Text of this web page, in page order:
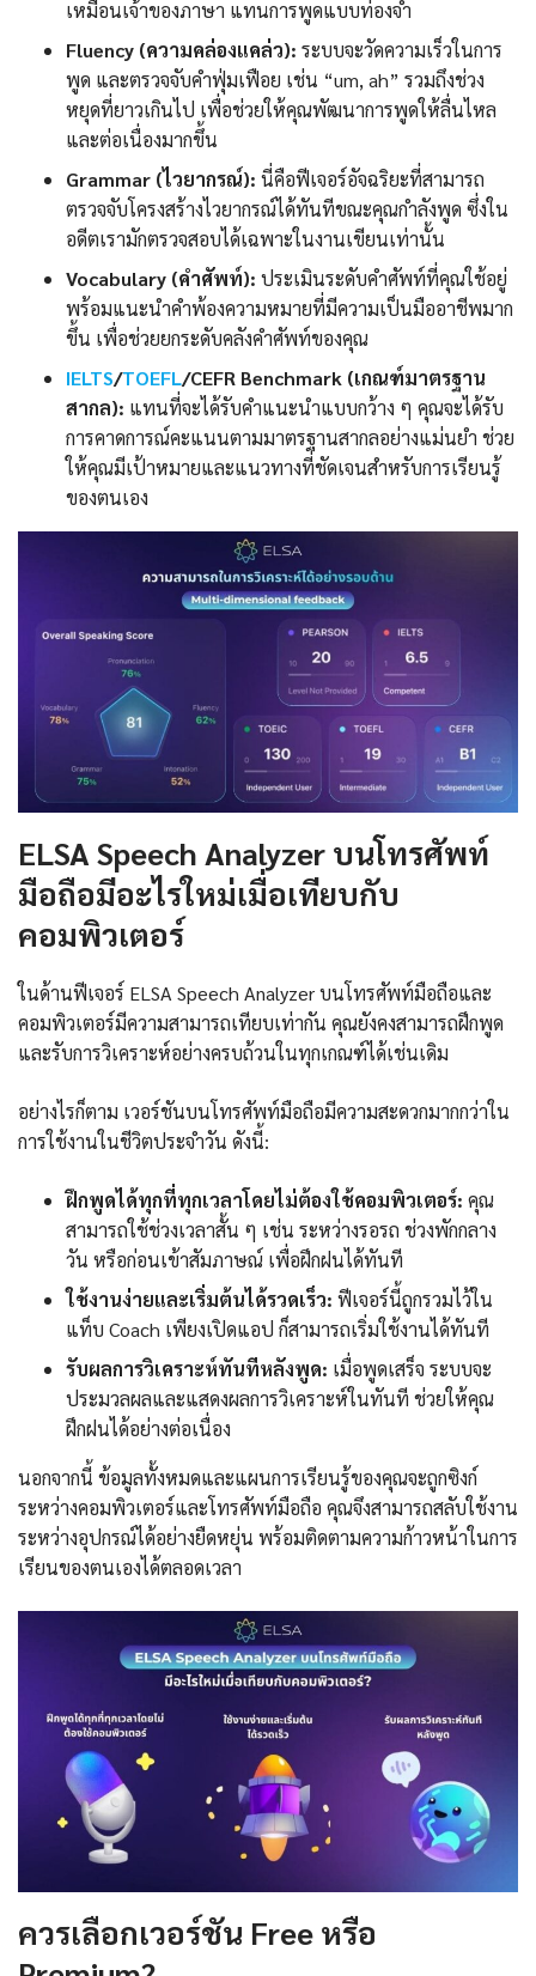
เหมือนเจ้าของภาษา แทนการพูดแบบท่องจำ
Fluency (ความคล่องแคล่ว): ระบบจะวัดความเร็วในการ
พูด และตรวจจับคำฟุ่มเฟือย เช่น “um, ah” รวมถึงช่วง
หยุดที่ยาวเกินไป เพื่อช่วยให้คุณพัฒนาการพูดให้ลื่นไหล
และต่อเนื่องมากขึ้น
Grammar (ไวยากรณ์): นี่คือฟีเจอร์อัจฉริยะที่สามารถ
ตรวจจับโครงสร้างไวยากรณ์ได้ทันทีขณะคุณกำลังพูด ซึ่งใน
อดีตเรามักตรวจสอบได้เฉพาะในงานเขียนเท่านั้น
Vocabulary (คำศัพท์): ประเมินระดับคำศัพท์ที่คุณใช้อยู่
พร้อมแนะนำคำพ้องความหมายที่มีความเป็นมืออาชีพมาก
ขึ้น เพื่อช่วยยกระดับคลังคำศัพท์ของคุณ
IELTS/TOEFL/CEFR Benchmark (เกณฑ์มาตรฐาน
สากล): แทนที่จะได้รับคำแนะนำแบบกว้าง ๆ คุณจะได้รับ
การคาดการณ์คะแนนตามมาตรฐานสากลอย่างแม่นยำ ช่วย
ให้คุณมีเป้าหมายและแนวทางที่ชัดเจนสำหรับการเรียนรู้
ของตนเอง
ELSA Speech Analyzer บนโทรศัพท์
มือถือมีอะไรใหม่เมื่อเทียบกับ
คอมพิวเตอร์
ในด้านฟีเจอร์ ELSA Speech Analyzer บนโทรศัพท์มือถือและ
คอมพิวเตอร์มีความสามารถเทียบเท่ากัน คุณยังคงสามารถฝึกพูด
และรับการวิเคราะห์อย่างครบถ้วนในทุกเกณฑ์ได้เช่นเดิม
อย่างไรก็ตาม เวอร์ชันบนโทรศัพท์มือถือมีความสะดวกมากกว่าใน
การใช้งานในชีวิตประจำวัน ดังนี้:
ฝึกพูดได้ทุกที่ทุกเวลาโดยไม่ต้องใช้คอมพิวเตอร์: คุณ
สามารถใช้ช่วงเวลาสั้น ๆ เช่น ระหว่างรอรถ ช่วงพักกลาง
วัน หรือก่อนเข้าสัมภาษณ์ เพื่อฝึกฝนได้ทันที
ใช้งานง่ายและเริ่มต้นได้รวดเร็ว: ฟีเจอร์นี้ถูกรวมไว้ใน
แท็บ Coach เพียงเปิดแอป ก็สามารถเริ่มใช้งานได้ทันที
รับผลการวิเคราะห์ทันทีหลังพูด: เมื่อพูดเสร็จ ระบบจะ
ประมวลผลและแสดงผลการวิเคราะห์ในทันที ช่วยให้คุณ
ฝึกฝนได้อย่างต่อเนื่อง
นอกจากนี้ ข้อมูลทั้งหมดและแผนการเรียนรู้ของคุณจะถูกซิงก์
ระหว่างคอมพิวเตอร์และโทรศัพท์มือถือ คุณจึงสามารถสลับใช้งาน
ระหว่างอุปกรณ์ได้อย่างยืดหยุ่น พร้อมติดตามความก้าวหน้าในการ
เรียนของตนเองได้ตลอดเวลา
ควรเลือกเวอร์ชัน Free หรือ